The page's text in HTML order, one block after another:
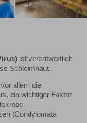
ist verantwortlich
Schleimhaut.
allem die
ein wichtiger Faktor
(Condylomata